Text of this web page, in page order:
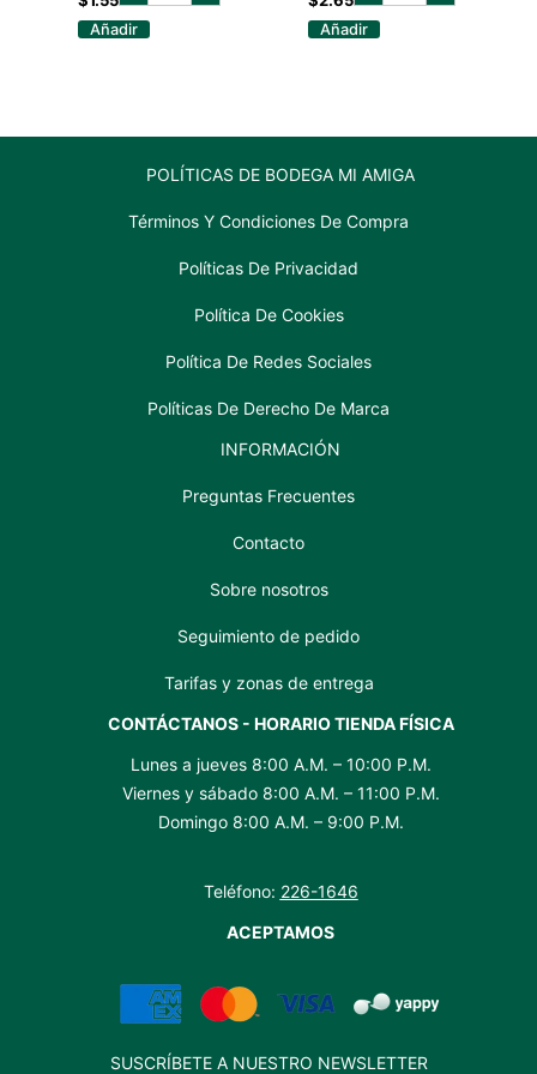
1
LT
Añadir Añadir
POLÍTICAS DE BODEGA MI AMIGA
Términos Y Condiciones De Compra
Políticas De Privacidad
Política De Cookies
Política De Redes Sociales
Políticas De Derecho De Marca
INFORMACIÓN
Preguntas Frecuentes
Contacto
Sobre nosotros
Seguimiento de pedido
Tarifas y zonas de entrega
CONTÁCTANOS - HORARIO TIENDA FÍSICA
Lunes a jueves 8:00 A.M. – 10:00 P.M.
Viernes y sábado 8:00 A.M. – 11:00 P.M.
Domingo 8:00 A.M. – 9:00 P.M.
Teléfono: 226-1646
ACEPTAMOS
SUSCRÍBETE A NUESTRO NEWSLETTER